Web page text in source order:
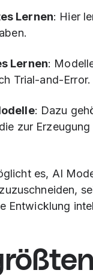
Lernen: Hier
Lernen:
Trial-and-Error.
: Dazu
zur
es, AI
Entwicklung